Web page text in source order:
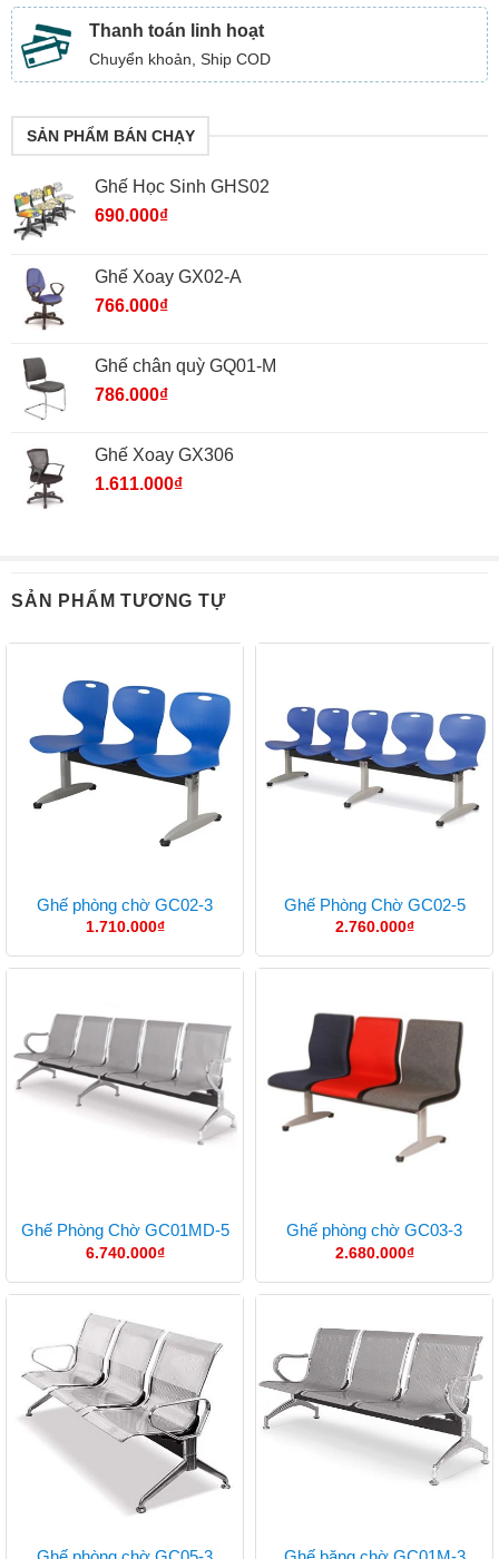
Thanh toán linh hoạt
Chuyển khoản, Ship COD
SẢN PHẨM BÁN CHẠY
Ghế Học Sinh GHS02
690.000₫
Ghế Xoay GX02-A
766.000₫
Ghế chân quỳ GQ01-M
786.000₫
Ghế Xoay GX306
1.611.000₫
SẢN PHẨM TƯƠNG TỰ
Ghế phòng chờ GC02-3
1.710.000₫
Ghế Phòng Chờ GC02-5
2.760.000₫
Ghế Phòng Chờ GC01MD-5
6.740.000₫
Ghế phòng chờ GC03-3
2.680.000₫